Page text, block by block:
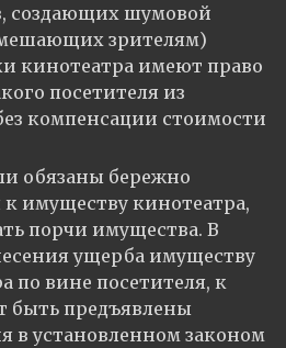
создающих шумовой
зрителям)
кинотеатра имеют право
посетителя из
компенсации стоимости
обязаны бережно
к имуществу кинотеатра,
порчи имущества. В
ущерба имуществу
по вине посетителя, к
быть предъявлены
в установленном законом